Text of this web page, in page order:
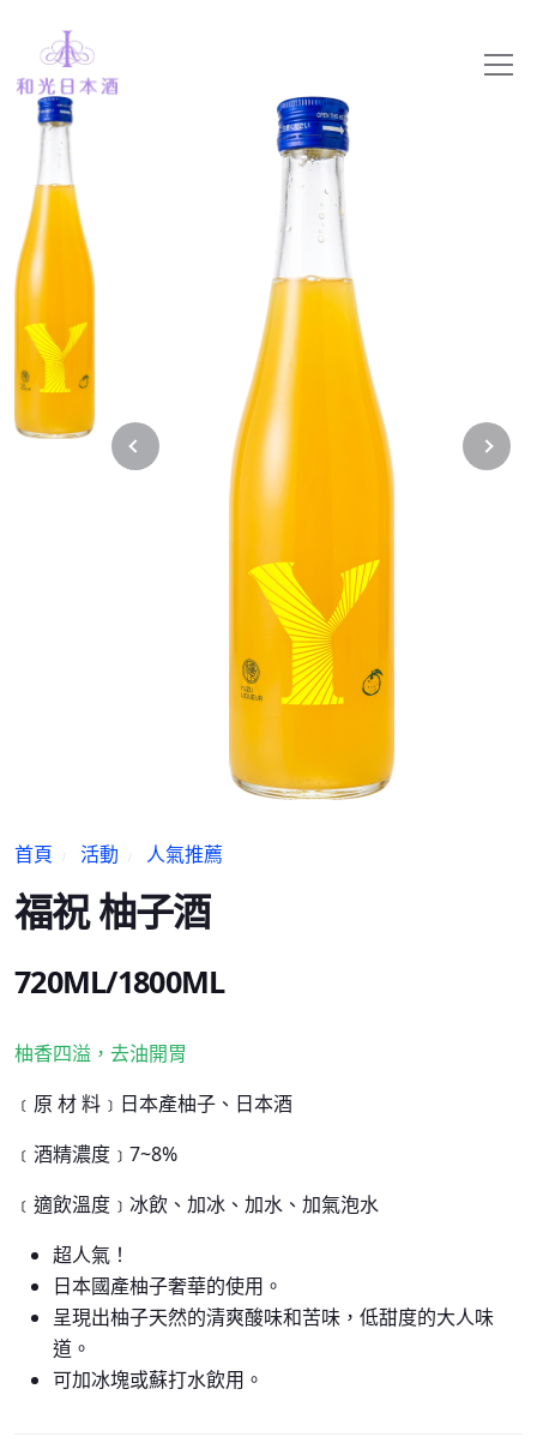
首頁 活動 人氣推薦
福祝 柚子酒
720ML/1800ML
柚香四溢，去油開胃
﹝原 材 料﹞日本產柚子、日本酒
﹝酒精濃度﹞7~8%
﹝適飲溫度﹞冰飲、加冰、加水、加氣泡水
超人氣！
日本國產柚子奢華的使用。
呈現出柚子天然的清爽酸味和苦味，低甜度的大人味
道。
可加冰塊或蘇打水飲用。